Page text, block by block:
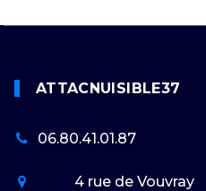
ATTACNUISIBLE37
06.80.41.01.87
4 rue de Vouvray